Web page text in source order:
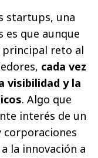
startups, una
es que aunque
principal reto al
cada vez
visibilidad y la
. Algo que
interés de un
corporaciones
la innovación a